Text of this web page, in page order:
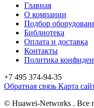
Главная
О компании
Подбор
Библиотека
Оплата и доставка
Контакты
Политика
+7 495 374-94-35
Обратная связь Карта
© Huawei-Networks . Все